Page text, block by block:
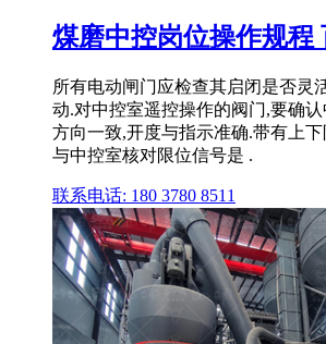
煤磨中控岗位操作规程
所有电动闸门应检查其启闭是否灵
动.对中控室遥控操作的阀门,要确
方向一致,开度与指示准确.带有上
与中控室核对限位信号是 .
联系电话: 180 3780 8511